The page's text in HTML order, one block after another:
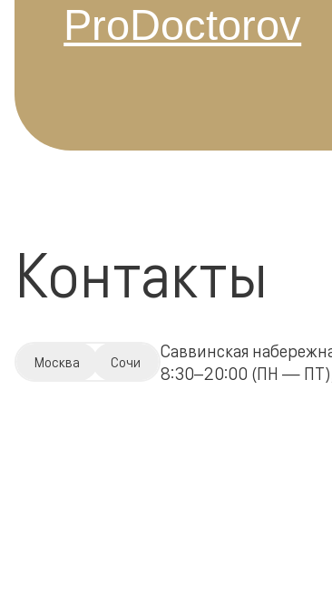
ProDoctorov
Контакты
Москва Сочи
Саввинская
8:30–20:00 (ПН —